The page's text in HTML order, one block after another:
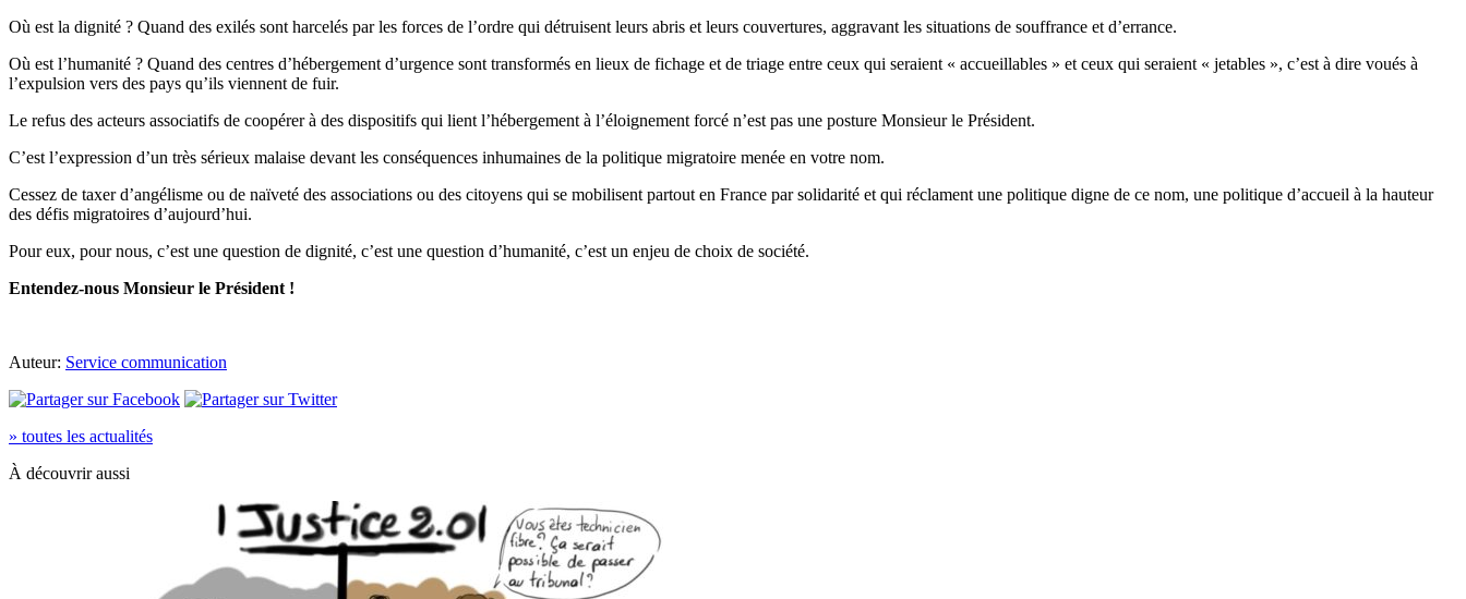
Où est la dignité ? Quand des exilés sont harcelés par les forces de l’ordre qui détruisent leurs abris et leurs couvertures, aggravant les situations de souffrance et d’errance.
Où est l’humanité ? Quand des centres d’hébergement d’urgence sont transformés en lieux de fichage et de triage entre ceux qui seraient « accueillables » et ceux qui seraient « jetables », c’est à dire voués à
l’expulsion vers des pays qu’ils viennent de fuir.
Le refus des acteurs associatifs de coopérer à des dispositifs qui lient l’hébergement à l’éloignement forcé n’est pas une posture Monsieur le Président.
C’est l’expression d’un très sérieux malaise devant les conséquences inhumaines de la politique migratoire menée en votre nom.
Cessez de taxer d’angélisme ou de naïveté des associations ou des citoyens qui se mobilisent partout en France par solidarité et qui réclament une politique digne de ce nom, une politique d’accueil à la hauteur
des défis migratoires d’aujourd’hui.
Pour eux, pour nous, c’est une question de dignité, c’est une question d’humanité, c’est un enjeu de choix de société.
Entendez-nous Monsieur le Président !
Auteur: Service communication
» toutes les actualités
À découvrir aussi